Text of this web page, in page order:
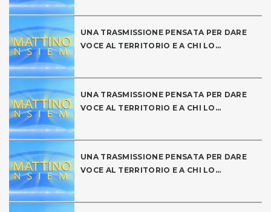
UNA TRASMISSIONE PENSATA PER DARE
VOCE AL TERRITORIO E A CHI LO...
UNA TRASMISSIONE PENSATA PER DARE
VOCE AL TERRITORIO E A CHI LO...
UNA TRASMISSIONE PENSATA PER DARE
VOCE AL TERRITORIO E A CHI LO...